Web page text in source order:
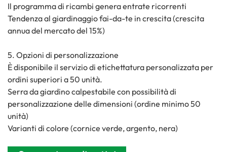
Il programma di ricambi genera entrate ricorrenti
Tendenza al giardinaggio fai-da-te in crescita (crescita
annua del mercato del 15%)
5. Opzioni di personalizzazione
È disponibile il servizio di etichettatura personalizzata per
ordini superiori a 50 unità.
Serra da giardino calpestabile con possibilità di
personalizzazione delle dimensioni (ordine minimo 50
unità)
Varianti di colore (cornice verde, argento, nera)